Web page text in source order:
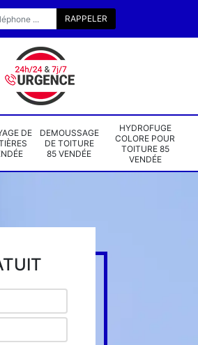
DE
DEMOUSSAGE
DE TOITURE
85 VENDÉE
HYDROFUGE
COLORE POUR
TOITURE 85
VENDÉE